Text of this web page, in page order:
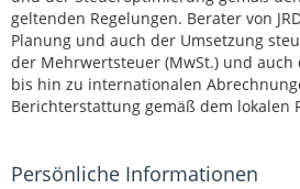
geltenden Regelungen. Berater von
Planung und auch der Umsetzung
der Mehrwertsteuer (MwSt.) und auch
bis hin zu internationalen
Berichterstattung gemäß dem lokalen
Persönliche Informationen